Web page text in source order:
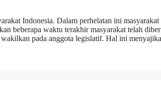
Indonesia. Dalam perhelatan ini masyarakat
beberapa waktu terakhir masyarakat telah
pada anggota legislatif. Hal ini